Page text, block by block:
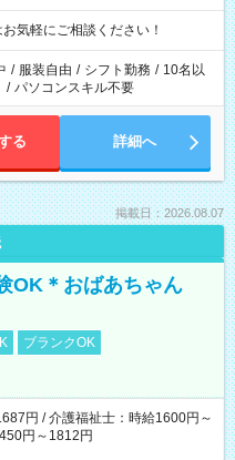
気軽にご相談ください！
/ 服装自由 / シフト勤務 / 10名以
/ パソコンスキル不要
る 詳細へ
掲載日：2026.08.07
OK＊おばあちゃん
ブランクOK
円 / 介護福祉士：時給1600円～
円～1812円